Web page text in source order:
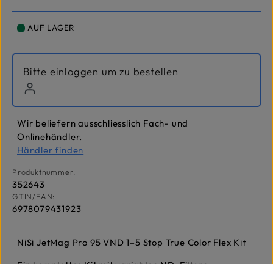
AUF LAGER
Bitte einloggen um zu bestellen
Wir beliefern ausschliesslich Fach- und
Onlinehändler.
Händler finden
Produktnummer:
352643
GTIN/EAN:
6978079431923
NiSi JetMag Pro 95 VND 1–5 Stop True Color Flex Kit